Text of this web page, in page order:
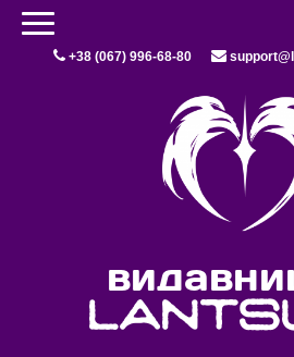
+38 (067) 996-68-80